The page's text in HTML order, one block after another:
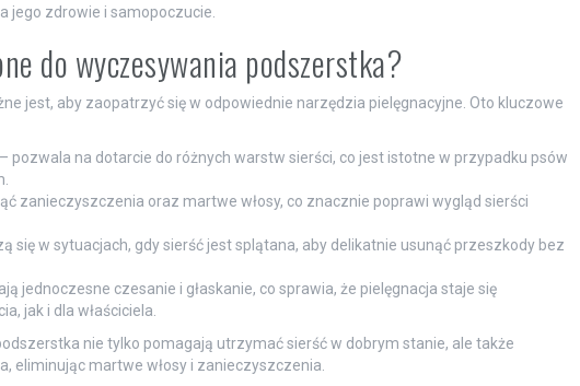
jego zdrowie i samopoczucie.
do wyczesywania podszerstka?
jest, aby zaopatrzyć się w odpowiednie narzędzia pielęgnacyjne. Oto kluczowe
– pozwala na dotarcie do różnych warstw sierści, co jest istotne w przypadku psów
zanieczyszczenia oraz martwe włosy, co znacznie poprawi wygląd sierści
się w sytuacjach, gdy sierść jest splątana, aby delikatnie usunąć przeszkody bez
jednoczesne czesanie i głaskanie, co sprawia, że pielęgnacja staje się
jak i dla właściciela.
nie tylko pomagają utrzymać sierść w dobrym stanie, ale także
eliminując martwe włosy i zanieczyszczenia.